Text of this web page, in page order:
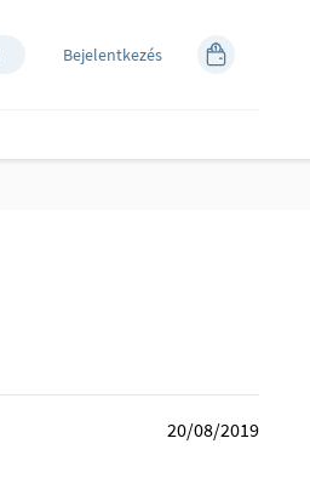
Bejelentkezés
20/08/2019